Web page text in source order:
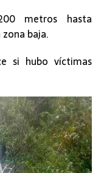
metros hasta
baja.
si hubo víctimas